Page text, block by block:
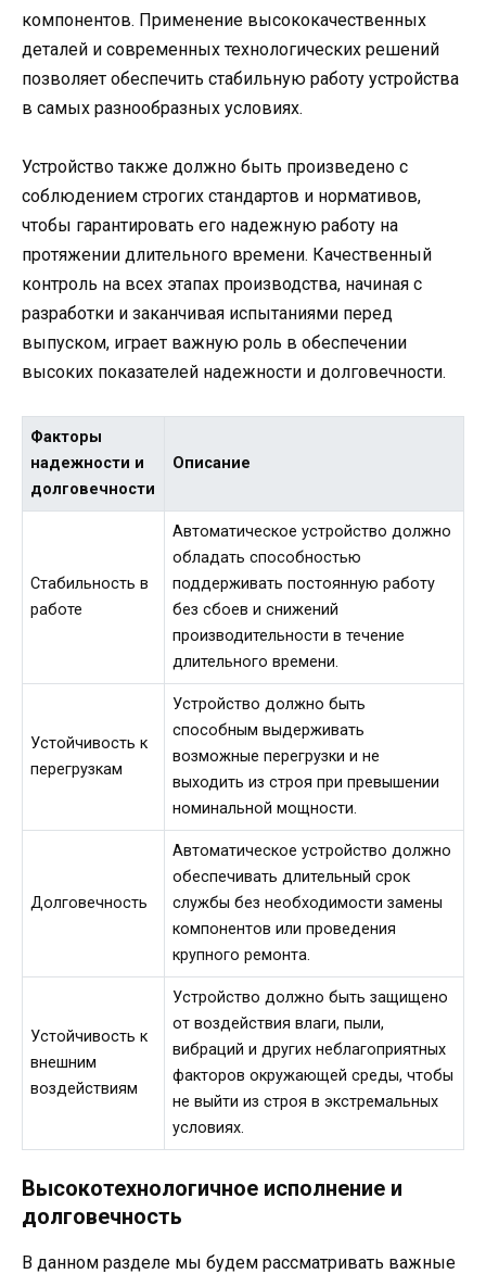
компонентов. Применение высококачественных
деталей и современных технологических решений
позволяет обеспечить стабильную работу устройства
в самых разнообразных условиях.
Устройство также должно быть произведено с
соблюдением строгих стандартов и нормативов,
чтобы гарантировать его надежную работу на
протяжении длительного времени. Качественный
контроль на всех этапах производства, начиная с
разработки и заканчивая испытаниями перед
выпуском, играет важную роль в обеспечении
высоких показателей надежности и долговечности.
Факторы
надежности и
долговечности
Описание
Стабильность в
работе
Автоматическое устройство должно
обладать способностью
поддерживать постоянную работу
без сбоев и снижений
производительности в течение
длительного времени.
Устойчивость к
перегрузкам
Устройство должно быть
способным выдерживать
возможные перегрузки и не
выходить из строя при превышении
номинальной мощности.
Долговечность
Автоматическое устройство должно
обеспечивать длительный срок
службы без необходимости замены
компонентов или проведения
крупного ремонта.
Устойчивость к
внешним
воздействиям
Устройство должно быть защищено
от воздействия влаги, пыли,
вибраций и других неблагоприятных
факторов окружающей среды, чтобы
не выйти из строя в экстремальных
условиях.
Высокотехнологичное исполнение и
долговечность
В данном разделе мы будем рассматривать важные